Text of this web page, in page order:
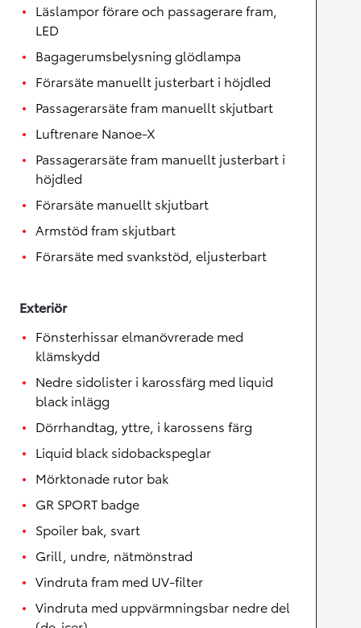
Läslampor förare och passagerare fram,
LED
Bagagerumsbelysning glödlampa
Förarsäte manuellt justerbart i höjdled
Passagerarsäte fram manuellt skjutbart
Luftrenare Nanoe-X
Passagerarsäte fram manuellt justerbart i
höjdled
Förarsäte manuellt skjutbart
Armstöd fram skjutbart
Förarsäte med svankstöd, eljusterbart
Exteriör
Fönsterhissar elmanövrerade med
klämskydd
Nedre sidolister i karossfärg med liquid
black inlägg
Dörrhandtag, yttre, i karossens färg
Liquid black sidobackspeglar
Mörktonade rutor bak
GR SPORT badge
Spoiler bak, svart
Grill, undre, nätmönstrad
Vindruta fram med UV-filter
Vindruta med uppvärmningsbar nedre del